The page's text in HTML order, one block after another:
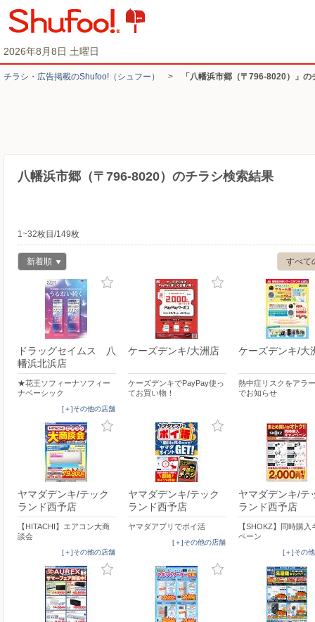
2026年8月8日 土曜日
チラシ・​広告掲載の​Shufoo!​（シュフー） > 「八幡浜市郷（〒796-8020）」
八幡浜市郷（〒796-8020）のチラシ検索結果
1~32枚目/149枚
すべて
新着順
ドラッグセイムス 八
幡浜北浜店
★花王ソフィーナソフィー
ナベーシック
[＋]その他の店舗
ケーズデンキ/大洲店
ケーズデンキでPayPay使っ
てお買い物！
ケーズデンキ/大
熱中症リスクをアラ
でお知らせ
ヤマダデンキ/テック
ランド西予店
【HITACHI】エアコン大商
談会
[＋]その他の店舗
ヤマダデンキ/テック
ランド西予店
ヤマダアプリでポイ活
[＋]その他の店舗
ヤマダデンキ/テ
ランド西予店
【SHOKZ】同時購入
ペーン
[＋]その